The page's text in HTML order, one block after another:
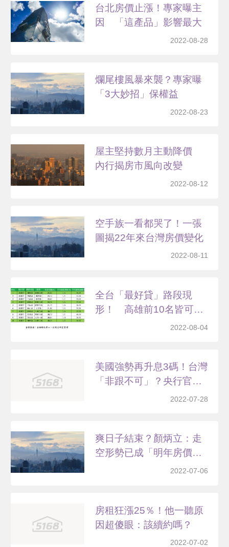
台北房價止漲！專家曝主
因 「這產品」影響最大
2022-08-28
爛尾樓風暴來襲？專家曝
「3大妙招」保權益
2022-08-23
屋主堅持數月主動降價
內行揭房市風向改變
2022-08-12
空手族一看都哭了！一張
圖揭22年來台灣房價變化
2022-08-11
全台「最好貸」路段現
形！ 高雄前10名皆可
2022-08-04
美國強勢再升息3碼！台灣
「非跟不可」？央行官
2022-07-28
爽日子結束？顏炳立：走
空形勢已成「明年房價緩
2022-07-06
房租狂漲25％！他一聽原
因超傻眼：該續約嗎？
2022-07-02